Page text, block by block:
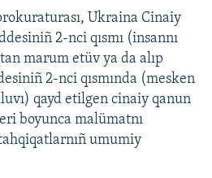
Ukraina Cinaiy
2-nci qısmı (insannı
marum etüv ya da alıp
2-nci qısmında (mesken
qayd etilgen cinaiy qanun
boyunca malümatnı
umumiy